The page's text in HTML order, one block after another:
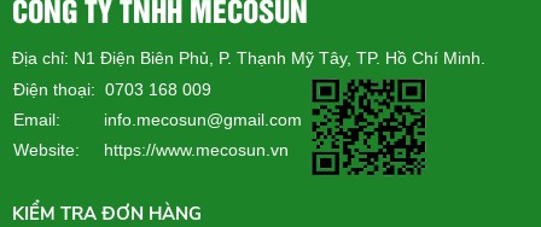
CÔNG TY TNHH MECOSUN
Địa chỉ: N1 Điện Biên Phủ, P. Thạnh Mỹ Tây, TP. Hồ Chí Minh.
Điện thoại: 0703 168 009
Email: info.mecosun@gmail.com
Website: https://www.mecosun.vn
KIỂM TRA ĐƠN HÀNG